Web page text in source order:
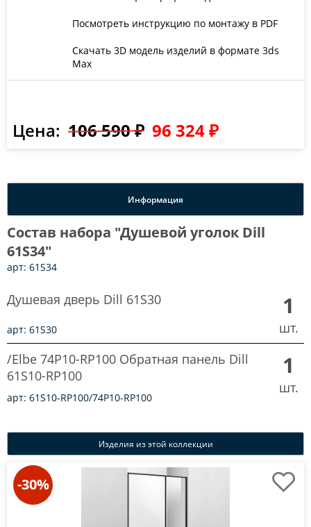
Посмотреть инструкцию по монтажу в PDF
Скачать 3D модель изделий в формате 3ds
Max
Цена: 106 590 ₽ 96 324 ₽
Информация
Состав набора "Душевой уголок Dill
61S34"
арт: 61S34
Душевая дверь Dill 61S30
арт: 61S30
1
шт.
/Elbe 74P10-RP100 Обратная панель Dill
61S10-RP100
арт: 61S10-RP100/74P10-RP100
1
шт.
Изделия из этой коллекции
-30%